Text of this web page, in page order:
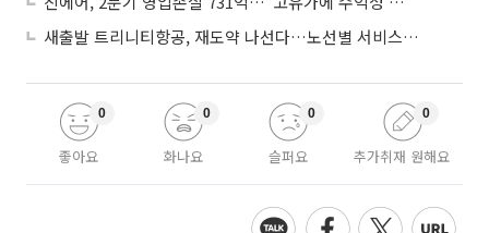
새출발 트리니티항공, 재도약 나선다…노선별 서비스 차별화
좋아요
0
화나요
0
슬퍼요
0
추가취재 원해요
0